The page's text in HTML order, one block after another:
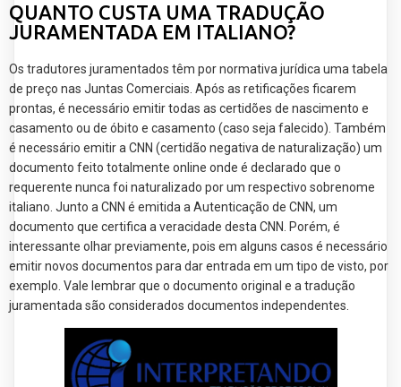
QUANTO CUSTA UMA TRADUÇÃO
JURAMENTADA EM ITALIANO?
Os tradutores juramentados têm por normativa jurídica uma tabela
de preço nas Juntas Comerciais. Após as retificações ficarem
prontas, é necessário emitir todas as certidões de nascimento e
casamento ou de óbito e casamento (caso seja falecido). Também
é necessário emitir a CNN (certidão negativa de naturalização) um
documento feito totalmente online onde é declarado que o
requerente nunca foi naturalizado por um respectivo sobrenome
italiano. Junto a CNN é emitida a Autenticação de CNN, um
documento que certifica a veracidade desta CNN. Porém, é
interessante olhar previamente, pois em alguns casos é necessário
emitir novos documentos para dar entrada em um tipo de visto, por
exemplo. Vale lembrar que o documento original e a tradução
juramentada são considerados documentos independentes.